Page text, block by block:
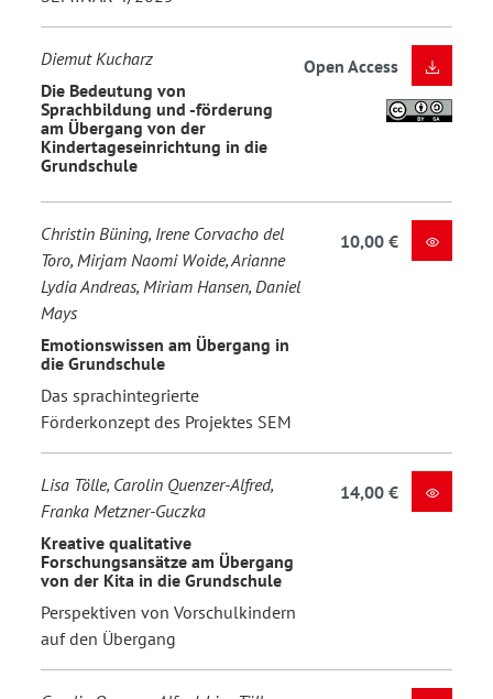
Diemut Kucharz
Die Bedeutung von
Sprachbildung und -förderung
am Übergang von der
Kindertageseinrichtung in die
Grundschule
Open Access
Christin Büning, Irene Corvacho del
Toro, Mirjam Naomi Woide, Arianne
Lydia Andreas, Miriam Hansen, Daniel
Mays
Emotionswissen am Übergang in
die Grundschule
Das sprachintegrierte
Förderkonzept des Projektes SEM
10,00 €
Lisa Tölle, Carolin Quenzer-Alfred,
Franka Metzner-Guczka
Kreative qualitative
Forschungsansätze am Übergang
von der Kita in die Grundschule
Perspektiven von Vorschulkindern
auf den Übergang
14,00 €